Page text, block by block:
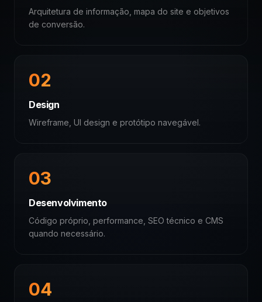
Arquitetura de informação, mapa do site e objetivos
de conversão.
02
Design
Wireframe, UI design e protótipo navegável.
03
Desenvolvimento
Código próprio, performance, SEO técnico e CMS
quando necessário.
04